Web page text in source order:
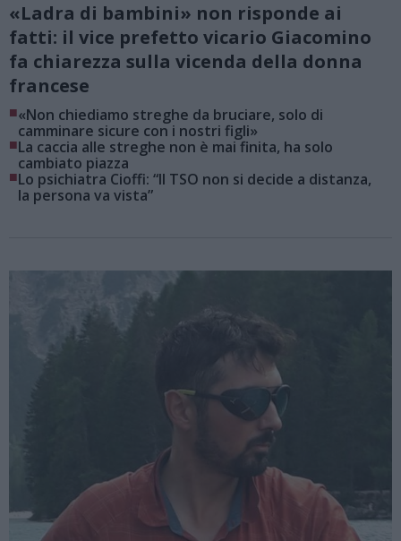
«Ladra di bambini» non risponde ai
fatti: il vice prefetto vicario Giacomino
fa chiarezza sulla vicenda della donna
francese
■«Non chiediamo streghe da bruciare, solo di
camminare sicure con i nostri figli»
■La caccia alle streghe non è mai finita, ha solo
cambiato piazza
■Lo psichiatra Cioffi: “Il TSO non si decide a distanza,
la persona va vista”